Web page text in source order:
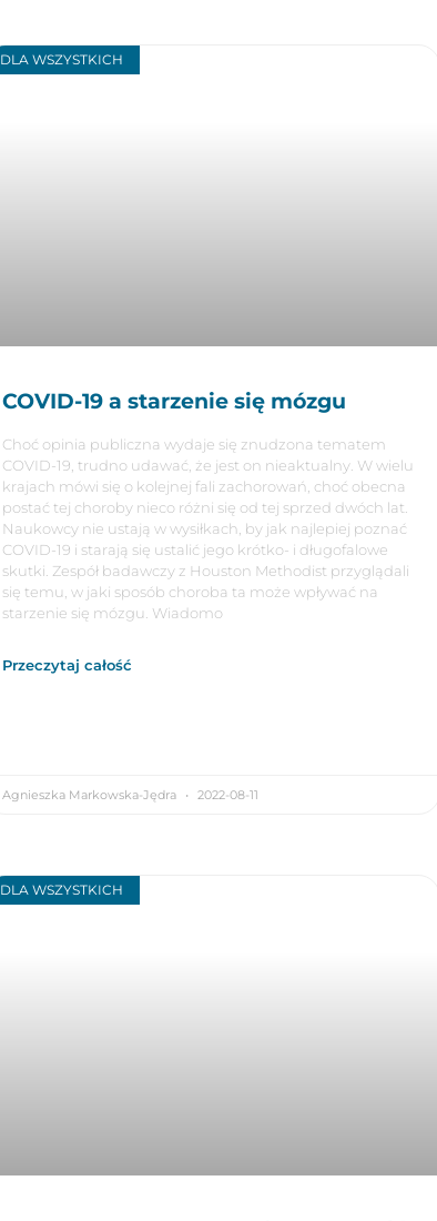
DLA WSZYSTKICH
COVID-19 a starzenie się mózgu
Choć opinia publiczna wydaje się znudzona tematem
COVID-19, trudno udawać, że jest on nieaktualny. W wielu
krajach mówi się o kolejnej fali zachorowań, choć obecna
postać tej choroby nieco różni się od tej sprzed dwóch lat.
Naukowcy nie ustają w wysiłkach, by jak najlepiej poznać
COVID-19 i starają się ustalić jego krótko- i długofalowe
skutki. Zespół badawczy z Houston Methodist przyglądali
się temu, w jaki sposób choroba ta może wpływać na
starzenie się mózgu. Wiadomo
Przeczytaj całość
Agnieszka Markowska-Jędra 2022-08-11
DLA WSZYSTKICH